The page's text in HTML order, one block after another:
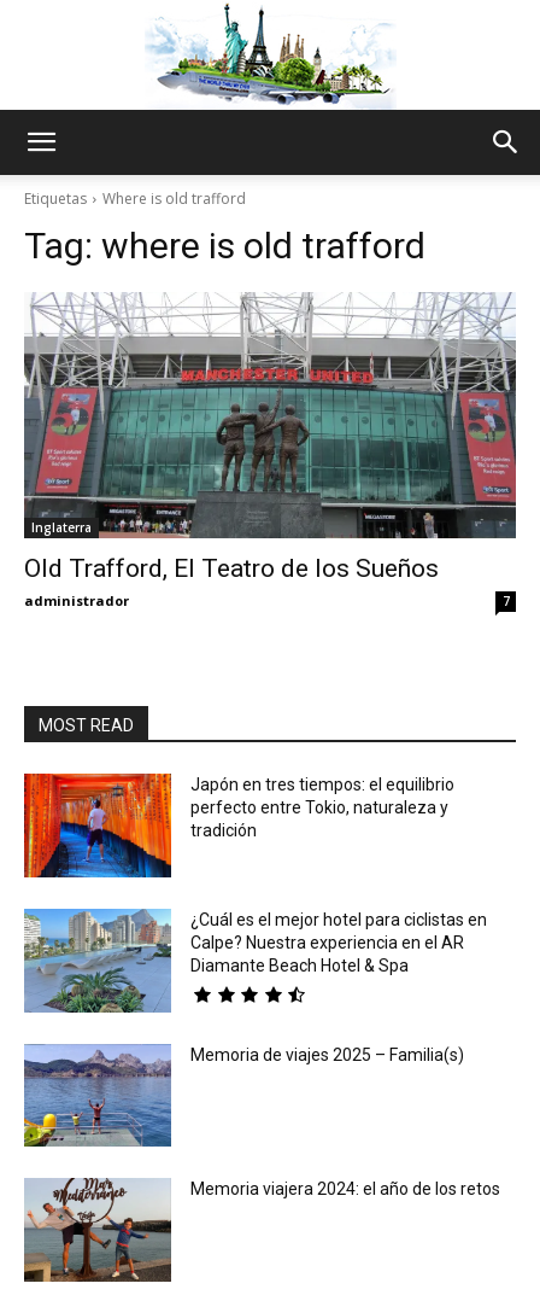
Thru
My
Etiquetas Where is old trafford
Tag: where is old trafford
Inglaterra
Old Trafford, El Teatro de los Sueños
administrador 7
MOST READ
Japón en tres tiempos: el equilibrio
perfecto entre Tokio, naturaleza y
tradición
¿Cuál es el mejor hotel para ciclistas en
Calpe? Nuestra experiencia en el AR
Diamante Beach Hotel & Spa
Memoria de viajes 2025 – Familia(s)
Memoria viajera 2024: el año de los retos